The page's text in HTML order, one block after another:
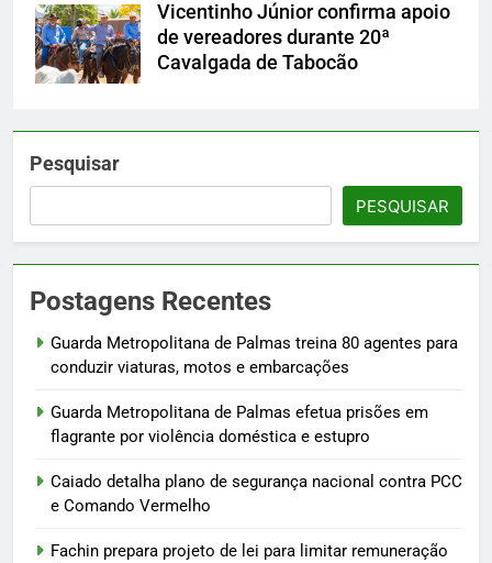
Vicentinho Júnior confirma apoio
de vereadores durante 20ª
Cavalgada de Tabocão
Pesquisar
PESQUISAR
Postagens Recentes
Guarda Metropolitana de Palmas treina 80 agentes para
conduzir viaturas, motos e embarcações
Guarda Metropolitana de Palmas efetua prisões em
flagrante por violência doméstica e estupro
Caiado detalha plano de segurança nacional contra PCC
e Comando Vermelho
Fachin prepara projeto de lei para limitar remuneração